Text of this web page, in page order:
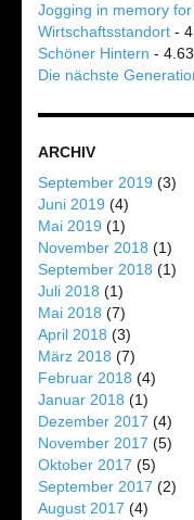
Jogging in memory
Wirtschaftsstandort -
Schöner Hintern -
Die nächste
ARCHIV
September 2019 (3)
Juni 2019 (4)
Mai 2019 (1)
November 2018 (1)
September 2018 (1)
Juli 2018 (1)
Mai 2018 (7)
April 2018 (3)
März 2018 (7)
Februar 2018 (4)
Januar 2018 (1)
Dezember 2017 (4)
November 2017 (5)
Oktober 2017 (5)
September 2017 (2)
August 2017 (4)